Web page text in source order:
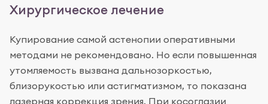
Хирургическое лечение
Купирование самой астенопии оперативными
методами не рекомендовано. Но если повышенная
утомляемость вызвана дальнозоркостью,
близорукостью или астигматизмом, то показана
лазерная коррекция зрения. При косоглазии